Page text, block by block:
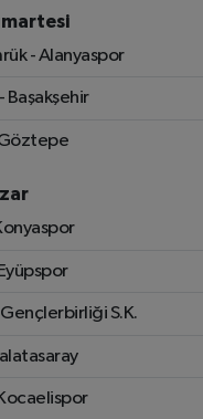
- Alanyaspor
Başakşehir
S.K.